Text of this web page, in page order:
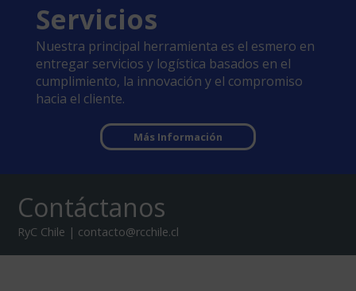
Servicios
Nuestra principal herramienta es el esmero en
entregar servicios y logística basados en el
cumplimiento, la innovación y el compromiso
hacia el cliente.
Más Información
Contáctanos
RyC Chile | contacto@rcchile.cl